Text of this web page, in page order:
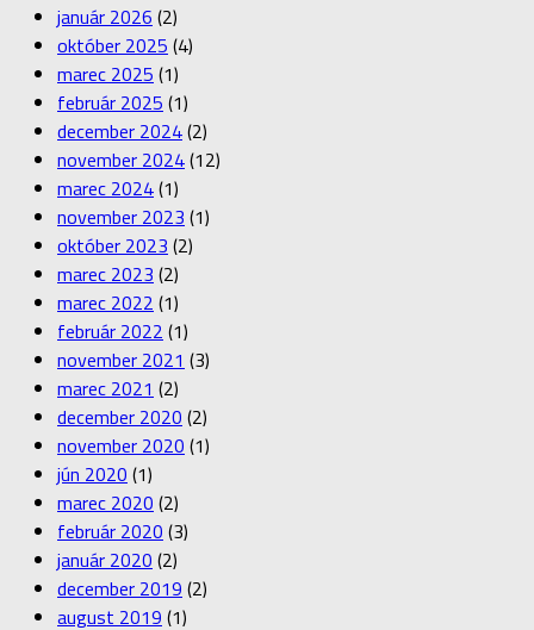
január 2026 (2)
október 2025 (4)
marec 2025 (1)
február 2025 (1)
december 2024(2)
november 2024(12)
marec 2024(1)
november 2023 (1)
október 2023 (2)
marec 2023 (2)
marec 2022 (1)
február 2022 (1)
november 2021 (3)
marec 2021 (2)
december 2020 (2)
november 2020 (1)
jún 2020 (1)
marec 2020 (2)
február 2020 (3)
január 2020 (2)
december 2019 (2)
august 2019 (1)